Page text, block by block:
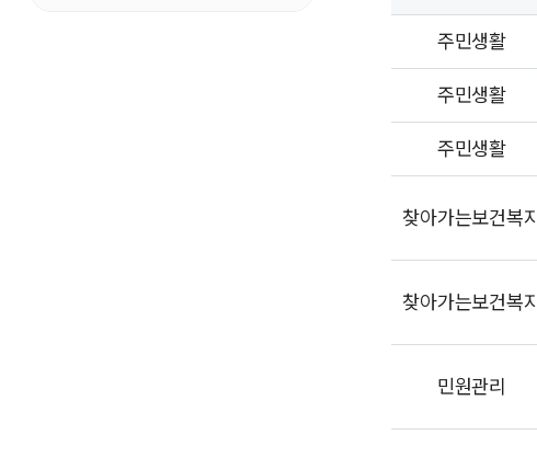
주민생활
주민생활
주민생활
찾아가는보건복지
찾아가는보건복지
민원관리